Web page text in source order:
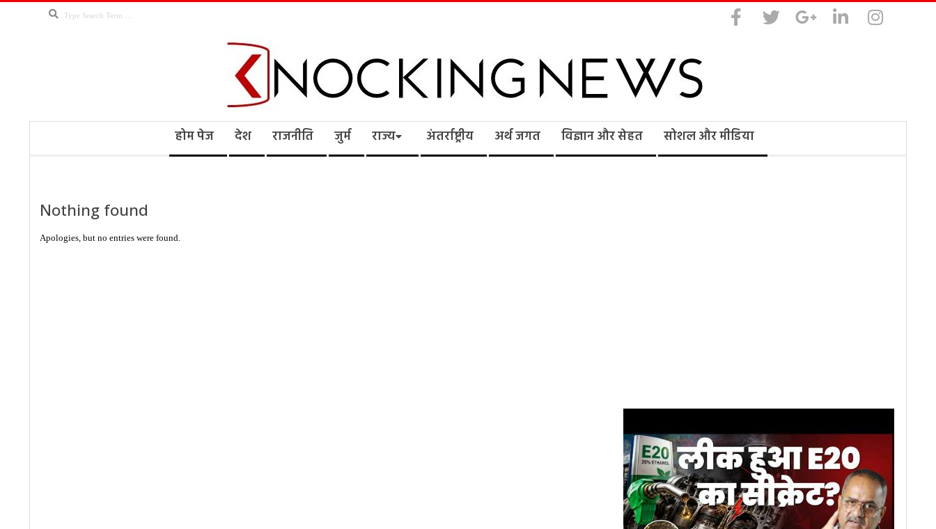
Search
Knocking
होम पेज देश राजनीति जुर्म राज्य अंतर्राष्ट्रीय अर्थ जगत विज्ञान और सेहत सोशल और मीडिया
Nothing found
Apologies, but no entries were found.